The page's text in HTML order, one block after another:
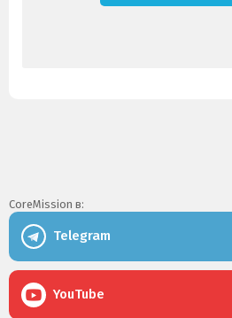
CoreMission в:
Telegram
YouTube